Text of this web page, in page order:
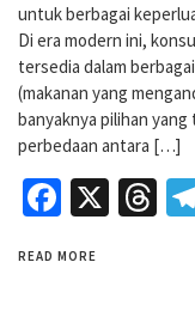
untuk berbagai
Di era modern ini,
tersedia dalam
(makanan yang
banyaknya pilihan
perbedaan antara […]
X
READ MORE